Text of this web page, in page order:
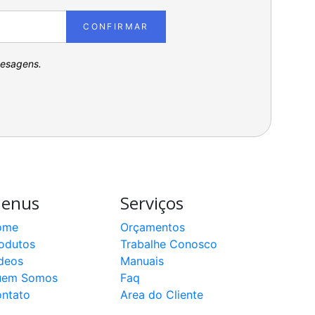
CONFIRMAR
Somos
Serviços
Orçamentos
Trabalhe Conosco
Manuais
Faq
Area do Cliente